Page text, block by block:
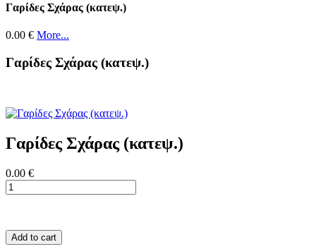
Γαρίδες Σχάρας (κατεψ.)
0.00 € More...
Γαρίδες Σχάρας (κατεψ.)
Γαρίδες Σχάρας (κατεψ.)
0.00 €
Add to cart